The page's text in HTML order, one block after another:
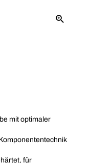
mit optimaler
für